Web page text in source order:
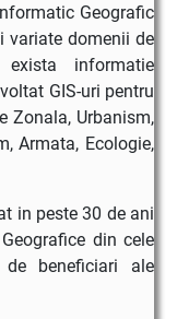
Geografic
variate domenii de
informatie
GIS-uri pentru
Zonala, Urbanism,
Armata, Ecologie,
in peste 30 de ani
din cele
beneficiari ale